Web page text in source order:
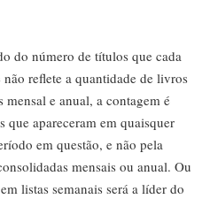
do número de títulos que cada
reflete a quantidade de livros
e anual, a contagem é
apareceram em quaisquer
em questão, e não pela
mensais ou anual. Ou
listas semanais será a líder do